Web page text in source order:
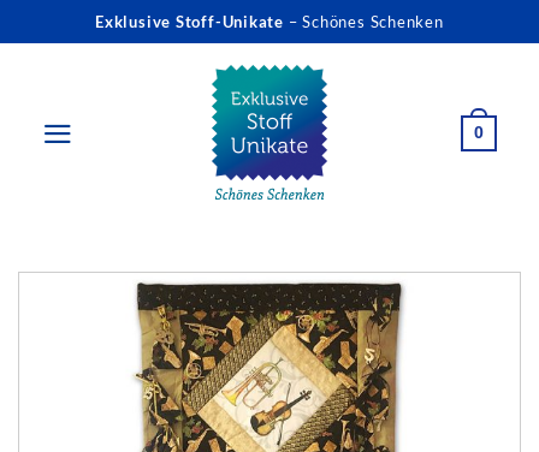
Inhalt
Exklusive Stoff-Unikate – Schönes Schenken
0